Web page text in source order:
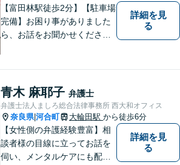
【富田林駅徒歩2分】【駐車場
完備】お困り事がありました
ら、お話をお聞かせくださ
詳細を見
る
青木 麻耶子 弁護士
弁護士法人ましろ総合法律事務所 西大和オフィス
奈良県|河合町 大輪田駅 から徒歩6分
【女性側の弁護経験豊富】相
談者様の目線に立ってお話を
伺い、メンタルケアにも配慮
詳細を見
る